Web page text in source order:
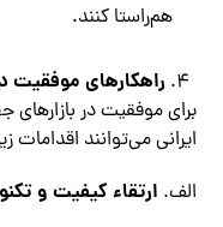
هم‌راستا کنند.
راهکارهای موفقیت
برای موفقیت در بازارهای
ایرانی می‌توانند اقدامات
الف. ارتقاء کیفیت و